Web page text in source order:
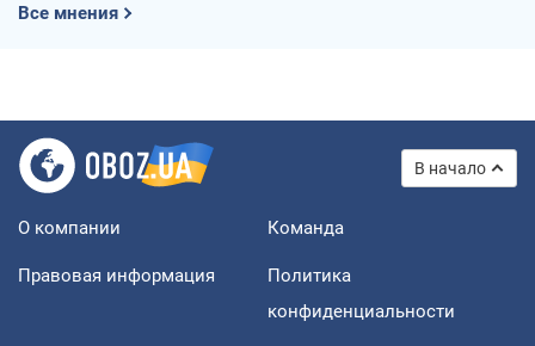
Все мнения
В начало
О компании Команда
Правовая информация
Политика
конфиденциальности